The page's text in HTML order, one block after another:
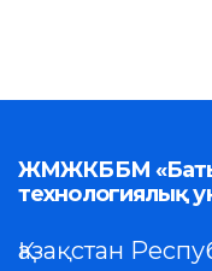
ЖМЖКББМ «Батыс
технологиялық
Қазақстан